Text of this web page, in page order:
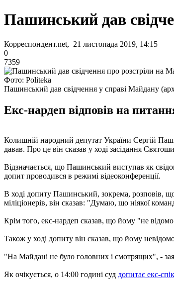
Пашинський дав
Корреспондент.net, 21 листопада 2019, 14:15
0
7359
Фото: Politeka
Пашинський дав свідчення у справі Майдану
Екс-нардеп відповів на
Колишній народний депутат України Сергій
давав. Про це він сказав у ході засідання
Відзначається, що Пашинський виступав як
допит проводився в режимі відеоконференції.
В ході допиту Пашинський, зокрема, розповів,
міліціонерів, він сказав: "Думаю, що ніякої
Крім того, екс-нардеп сказав, що йому "не
Також у ході допиту він сказав, що йому
"На Майдані не було головних і смотрящих", -
Як очікується, о 14:00 годині суд допитає екс-